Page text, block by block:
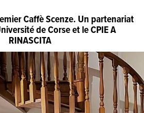
Caffè Scenze. Un partenariat
de Corse et le CPIE A
RINASCITA